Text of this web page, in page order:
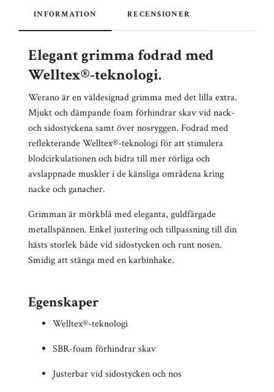
INFORMATION RECENSIONER
Elegant grimma fodrad med
Welltex®-teknologi.
Werano är en väldesignad grimma med det lilla extra.
Mjukt och dämpande foam förhindrar skav vid nack-
och sidostyckena samt över nosryggen. Fodrad med
reflekterandeWelltex®-teknologiför att stimulera
blodcirkulationen och bidra till mer rörliga och
avslappnade muskler i de känsliga områdena kring
nacke och ganacher.
Grimman är mörkblå med eleganta, guldfärgade
metallspännen. Enkel justering och tillpassning till din
hästs storlek både vid sidostycken och runt nosen.
Smidig att stänga med en karbinhake.
Egenskaper
Welltex®-teknologi
SBR-foam förhindrar skav
Justerbar vid sidostycken och nos